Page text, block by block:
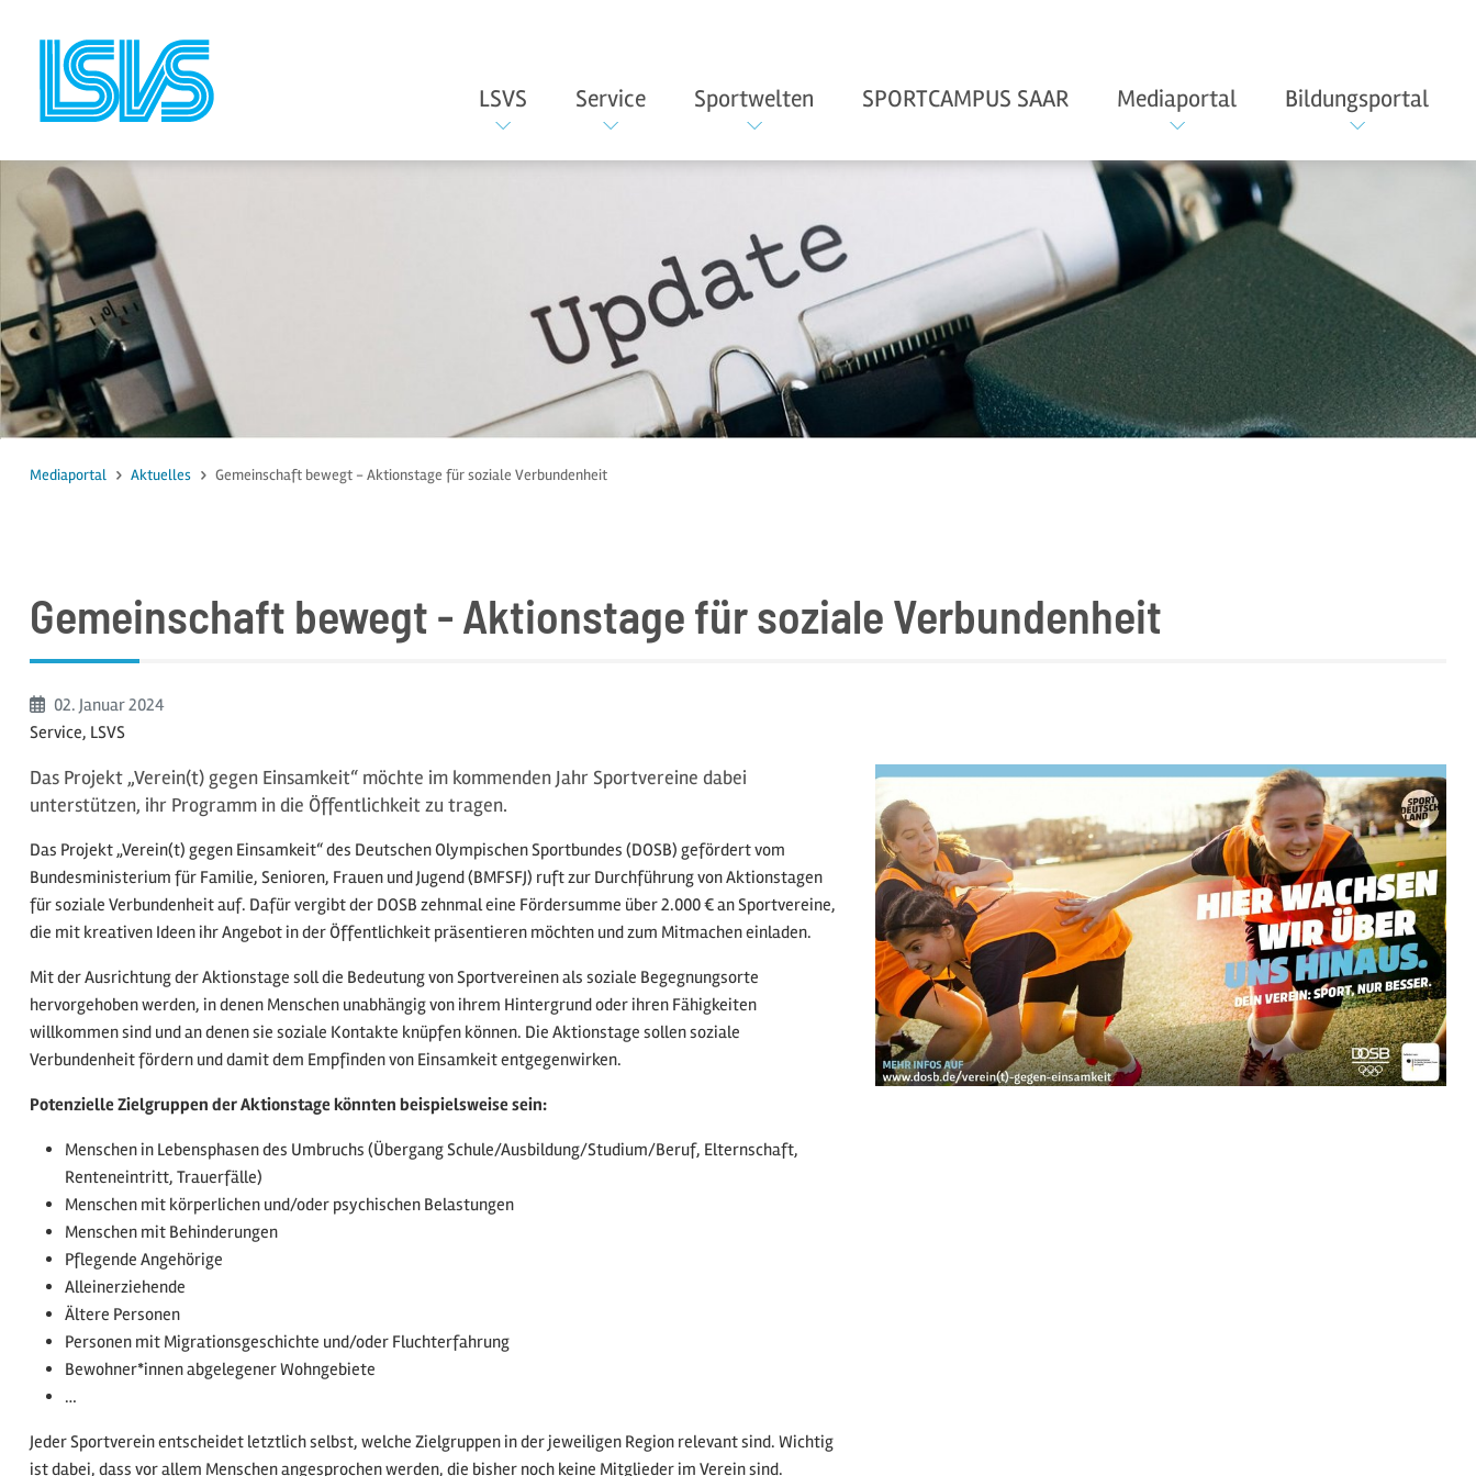
zum Inhalt
zur Suche
LSVS Service Sportwelten SPORTCAMPUS SAAR Mediaportal Bildungsportal
Mediaportal Aktuelles Gemeinschaft bewegt - Aktionstage für soziale Verbundenheit
Gemeinschaft bewegt - Aktionstage für soziale Verbundenheit
Beginn:
02. Januar2024
Service, LSVS
Das Projekt „Verein(t) gegen Einsamkeit“ möchte im kommenden Jahr Sportvereine dabei
unterstützen, ihr Programm in die Öffentlichkeit zu tragen.
Das Projekt „Verein(t) gegen Einsamkeit“ des Deutschen Olympischen Sportbundes (DOSB) gefördert vom
Bundesministerium für Familie, Senioren, Frauen und Jugend (BMFSFJ) ruft zur Durchführung von Aktionstagen
für soziale Verbundenheit auf. Dafür vergibt der DOSB zehnmal eine Fördersumme über 2.000 € an Sportvereine,
die mit kreativen Ideen ihr Angebot in der Öffentlichkeit präsentieren möchten und zum Mitmachen einladen.
Mit der Ausrichtung der Aktionstage soll die Bedeutung von Sportvereinen als soziale Begegnungsorte
hervorgehoben werden, in denen Menschen unabhängig von ihrem Hintergrund oder ihren Fähigkeiten
willkommen sind und an denen sie soziale Kontakte knüpfen können. Die Aktionstage sollen soziale
Verbundenheit fördern und damit dem Empfinden von Einsamkeit entgegenwirken.
Potenzielle Zielgruppen der Aktionstage könnten beispielsweise sein:
Menschen in Lebensphasen des Umbruchs (Übergang Schule/Ausbildung/Studium/Beruf, Elternschaft,
Renteneintritt, Trauerfälle)
Menschen mit körperlichen und/oder psychischen Belastungen
Menschen mit Behinderungen
Pflegende Angehörige
Alleinerziehende
Ältere Personen
Personen mit Migrationsgeschichte und/oder Fluchterfahrung
Bewohner*innen abgelegener Wohngebiete
…
Jeder Sportverein entscheidet letztlich selbst, welche Zielgruppen in der jeweiligen Region relevant sind. Wichtig
ist dabei, dass vor allem Menschen angesprochen werden, die bisher noch keine Mitglieder im Verein sind.